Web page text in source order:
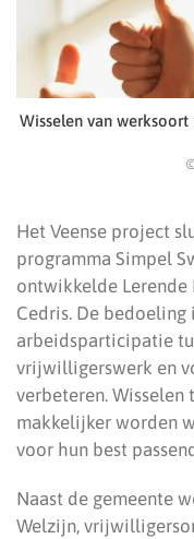
Wisselen van
Het Veense project
programma Simpel
ontwikkelde Lerende
Cedris. De
arbeidsparticipatie
vrijwilligerswerk en
verbeteren. Wisselen
makkelijker worden
voor hun best
Naast de gemeente
Welzijn,